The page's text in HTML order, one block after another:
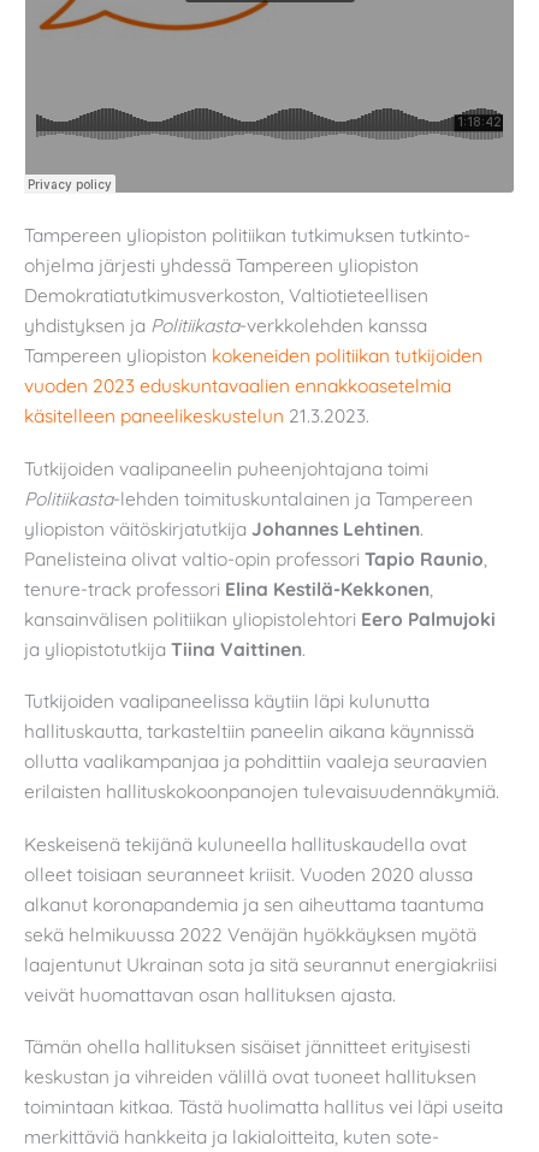
Tampereen yliopiston politiikan tutkimuksen tutkinto-
ohjelma järjesti yhdessä Tampereen yliopiston
Demokratiatutkimusverkoston, Valtiotieteellisen
yhdistyksen ja Politiikasta-verkkolehden kanssa
Tampereen yliopiston kokeneiden politiikan tutkijoiden
vuoden 2023 eduskuntavaalien ennakkoasetelmia
käsitelleen paneelikeskustelun 21.3.2023.
Tutkijoiden vaalipaneelin puheenjohtajana toimi
Politiikasta-lehden toimituskuntalainen ja Tampereen
yliopiston väitöskirjatutkija Johannes Lehtinen.
Panelisteina olivat valtio-opin professori Tapio Raunio
tenure-track professori Elina Kestilä-Kekkonen
kansainvälisen politiikan yliopistolehtori Eero Palmujoki
ja yliopistotutkija Tiina Vaittinen.
Tutkijoiden vaalipaneelissa käytiin läpi kulunutta
hallituskautta, tarkasteltiin paneelin aikana käynnissä
ollutta vaalikampanjaa ja pohdittiin vaaleja seuraavien
erilaisten hallituskokoonpanojen tulevaisuudennäkymiä.
Keskeisenä tekijänä kuluneella hallituskaudella ovat
olleet toisiaan seuranneet kriisit. Vuoden 2020 alussa
alkanut koronapandemia ja sen aiheuttama taantuma
sekä helmikuussa 2022 Venäjän hyökkäyksen myötä
laajentunut Ukrainan sota ja sitä seurannut energiakriisi
veivät huomattavan osan hallituksen ajasta.
Tämän ohella hallituksen sisäiset jännitteet erityisesti
keskustan ja vihreiden välillä ovat tuoneet hallituksen
toimintaan kitkaa. Tästä huolimatta hallitus vei läpi useita
merkittäviä hankkeita ja lakialoitteita, kuten sote-